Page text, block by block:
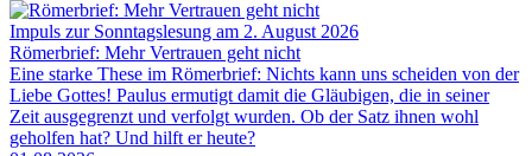
Impuls zur Sonntagslesung am 2. August 2026
Römerbrief: Mehr Vertrauen geht nicht
Eine starke These im Römerbrief: Nichts kann uns scheiden von der
Liebe Gottes! Paulus ermutigt damit die Gläubigen, die in seiner
Zeit ausgegrenzt und verfolgt wurden. Ob der Satz ihnen wohl
geholfen hat? Und hilft er heute?